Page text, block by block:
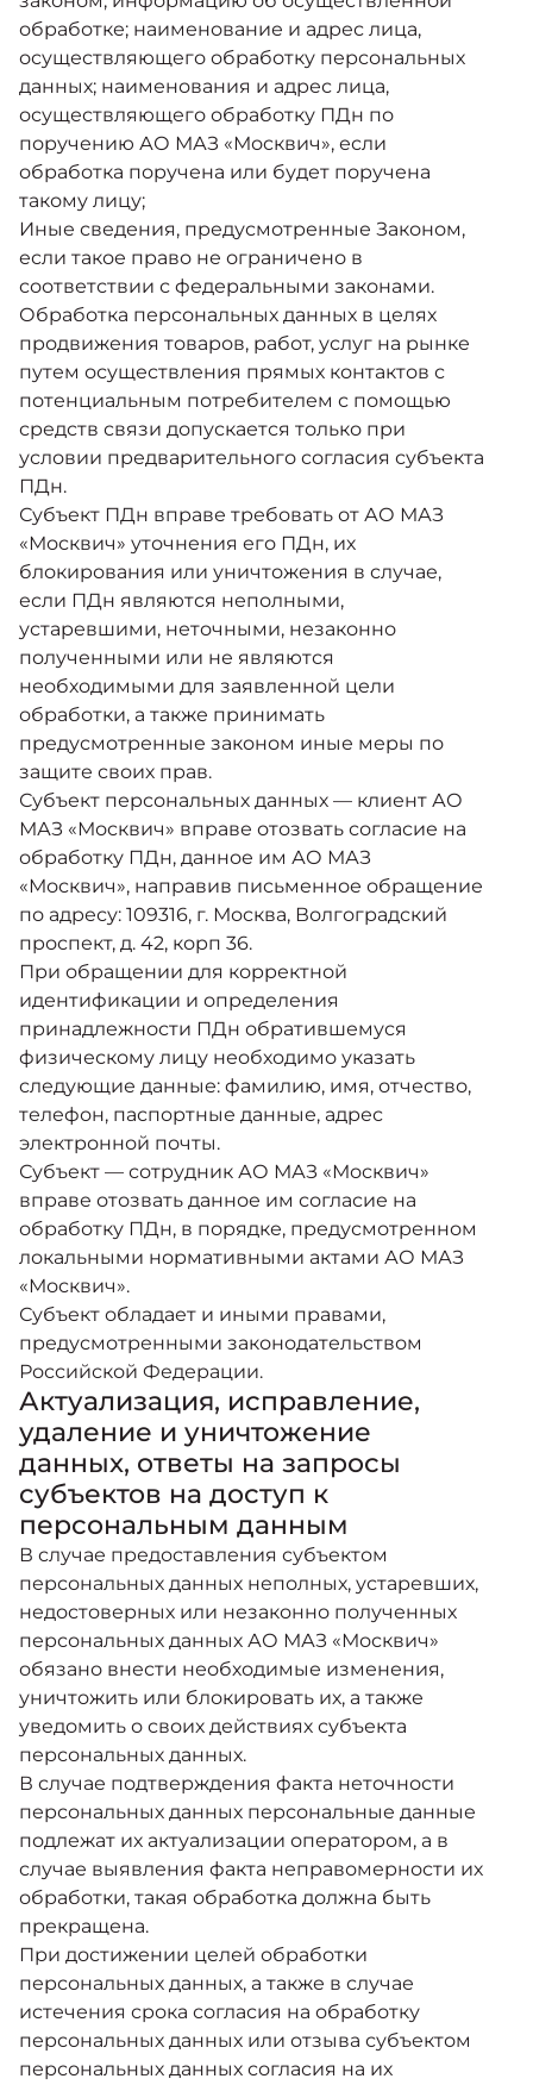
обработке; наименование и адрес лица,
осуществляющего обработку персональных
данных; наименования и адрес лица,
осуществляющего обработку ПДн по
поручению АО МАЗ «Москвич», если
обработка поручена или будет поручена
такому лицу;
Иные сведения, предусмотренные Законом,
если такое право не ограничено в
соответствии с федеральными законами.
Обработка персональных данных в целях
продвижения товаров, работ, услуг на рынке
путем осуществления прямых контактов с
потенциальным потребителем с помощью
средств связи допускается только при
условии предварительного согласия субъекта
ПДн.
Субъект ПДн вправе требовать от АО МАЗ
«Москвич» уточнения его ПДн, их
блокирования или уничтожения в случае,
если ПДн являются неполными,
устаревшими, неточными, незаконно
полученными или не являются
необходимыми для заявленной цели
обработки, а также принимать
предусмотренные законом иные меры по
защите своих прав.
Субъект персональных данных — клиент АО
МАЗ «Москвич» вправе отозвать согласие на
обработку ПДн, данное им АО МАЗ
«Москвич», направив письменное обращение
по адресу: 109316, г. Москва, Волгоградский
проспект, д. 42, корп 36.
При обращении для корректной
идентификации и определения
принадлежности ПДн обратившемуся
физическому лицу необходимо указать
следующие данные: фамилию, имя, отчество,
телефон, паспортные данные, адрес
электронной почты.
Субъект — сотрудник АО МАЗ «Москвич»
вправе отозвать данное им согласие на
обработку ПДн, в порядке, предусмотренном
локальными нормативными актами АО МАЗ
«Москвич».
Субъект обладает и иными правами,
предусмотренными законодательством
Российской Федерации.
Актуализация, исправление,
удаление и уничтожение
данных, ответы на запросы
субъектов на доступ к
персональным данным
В случае предоставления субъектом
персональных данных неполных, устаревших,
недостоверных или незаконно полученных
персональных данных АО МАЗ «Москвич»
обязано внести необходимые изменения,
уничтожить или блокировать их, а также
уведомить о своих действиях субъекта
персональных данных.
В случае подтверждения факта неточности
персональных данных персональные данные
подлежат их актуализации оператором, а в
случае выявления факта неправомерности их
обработки, такая обработка должна быть
прекращена.
При достижении целей обработки
персональных данных, а также в случае
истечения срока согласия на обработку
персональных данных или отзыва субъектом
персональных данных согласия на их